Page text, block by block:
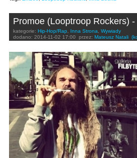
Promoe (Looptroop Rockers)
kategorie: Hip-Hop/Rap, Inna Strona, Wywiady
dodano: 2014-11-02 17:00 przez: Mateusz Natali